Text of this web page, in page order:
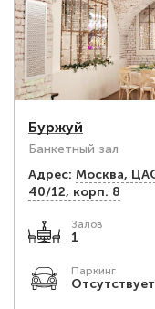
Буржуй
Банкетный зал
Адрес: Москва,
40/12, корп. 8
Залов
1
Паркинг
Отсутствует